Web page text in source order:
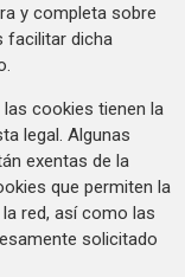
y completa sobre
facilitar dicha
cookies tienen la
legal. Algunas
exentas de la
que permiten la
red, así como las
solicitado